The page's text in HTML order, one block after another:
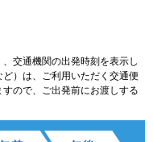
交通機関の出発時刻を表示し
）は、ご利用いただく交通便
ので、ご出発前にお渡しする